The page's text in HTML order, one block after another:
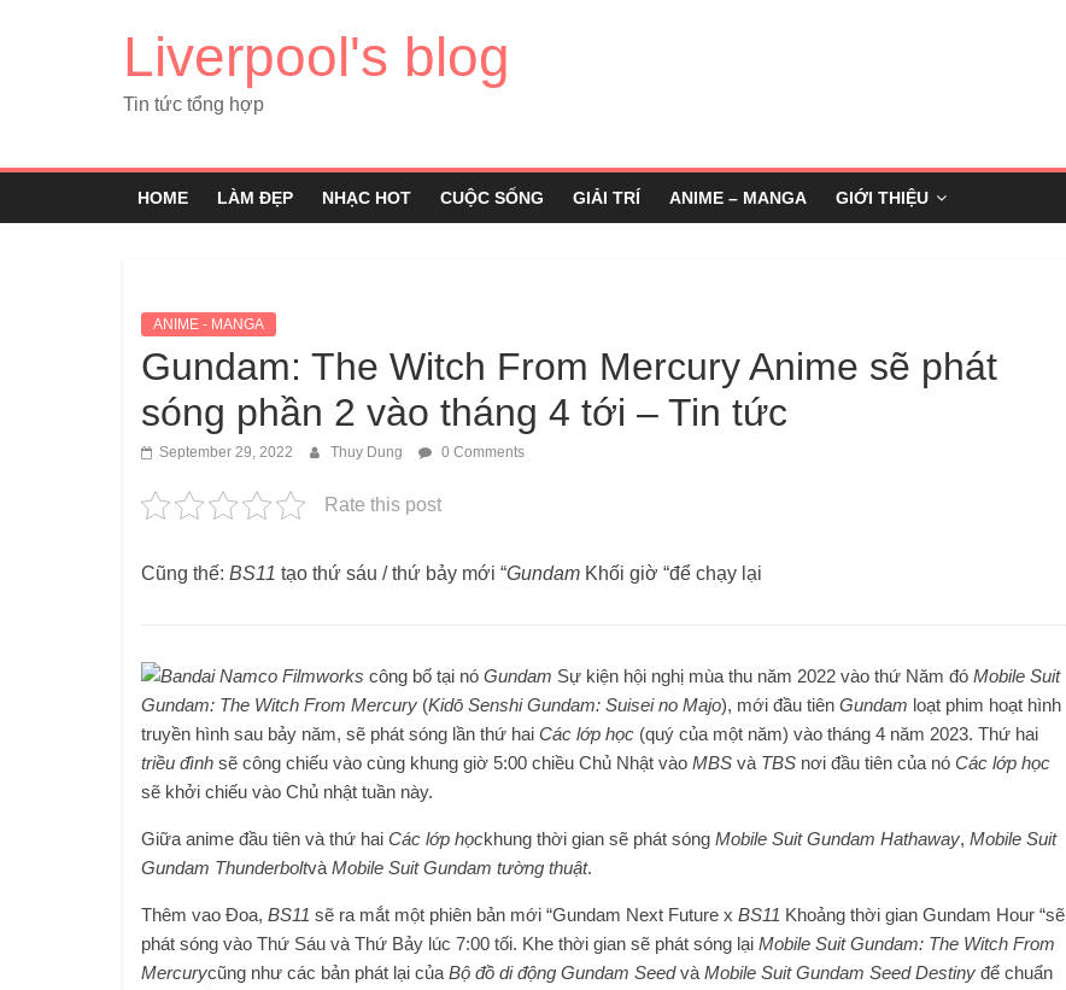
Liverpool's blog
Tin tức tổng hợp
HOME LÀM ĐẸP NHẠC HOT CUỘC SỐNG GIẢI TRÍ ANIME – MANGA GIỚI THIỆU
ANIME - MANGA
Gundam: The Witch From Mercury Anime sẽ phát
sóng phần 2 vào tháng 4 tới – Tin tức
September 29, 2022 Thuy Dung 0 Comments
Rate this post
Cũng thế: BS11 tạo thứ sáu / thứ bảy mới “Gundam Khối giờ “để chạy lại
Bandai Namco Filmworks công bố tại nó Gundam Sự kiện hội nghị mùa thu năm 2022 vào thứ Năm đó Mobile Suit
Gundam: The Witch From Mercury (Kidō Senshi Gundam: Suisei no Majo), mới đầu tiên Gundam loạt phim hoạt hình
truyền hình sau bảy năm, sẽ phát sóng lần thứ hai Các lớp học (quý của một năm) vào tháng 4 năm 2023. Thứ hai
triều đình sẽ công chiếu vào cùng khung giờ 5:00 chiều Chủ Nhật vào MBS và TBS nơi đầu tiên của nó Các lớp học
sẽ khởi chiếu vào Chủ nhật tuần này.
Giữa anime đầu tiên và thứ hai Các lớp họckhung thời gian sẽ phát sóng Mobile Suit Gundam Hathaway, Mobile Suit
Gundam Thunderboltvà Mobile Suit Gundam tường thuật.
Thêm vao Đoa, BS11 sẽ ra mắt một phiên bản mới “Gundam Next Future x BS11 Khoảng thời gian Gundam Hour “sẽ
phát sóng vào Thứ Sáu và Thứ Bảy lúc 7:00 tối. Khe thời gian sẽ phát sóng lại Mobile Suit Gundam: The Witch From
Mercurycũng như các bản phát lại của Bộ đồ di động Gundam Seedvà Mobile Suit Gundam Seed Destiny để chuẩn